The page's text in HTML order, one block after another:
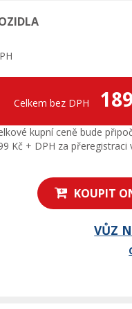
Celkem bez DPH
kupní ceně bude
Kč + DPH za přeregistraci
KOUPIT
VŮZ